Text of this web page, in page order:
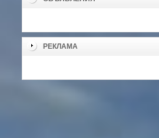
РЕКЛАМА